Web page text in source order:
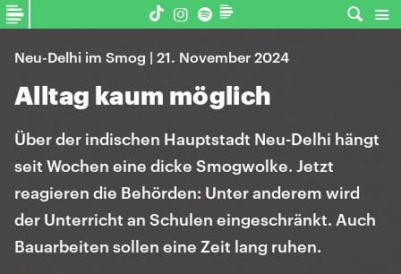
Neu-Delhi im Smog | 21. November 2024
Alltag kaum möglich
Über der indischen Hauptstadt Neu-Delhi hängt
seit Wochen eine dicke Smogwolke. Jetzt
reagieren die Behörden: Unter anderem wird
der Unterricht an Schulen eingeschränkt. Auch
Bauarbeiten sollen eine Zeit lang ruhen.